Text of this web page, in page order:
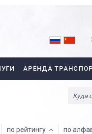
АРЕНДА
по рейтингу по